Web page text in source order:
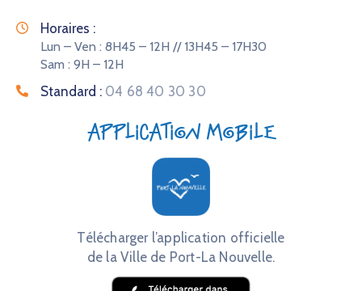
Horaires :
Lun – Ven : 8H45 – 12H // 13H45 – 17H30
Sam : 9H – 12H
Standard : 04 68 40 30 30
Application mobile
Télécharger l’application officielle
de la Ville de Port-La Nouvelle.